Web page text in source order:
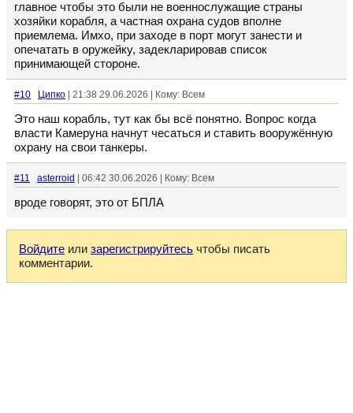
главное чтобы это были не военнослужащие страны
хозяйки корабля, а частная охрана судов вполне
приемлема. Имхо, при заходе в порт могут занести и
опечатать в оружейку, задекларировав список
принимающей стороне.
#10 Ципко | 21:38 29.06.2026 | Кому: Всем
Это наш корабль, тут как бы всё понятно. Вопрос когда
власти Камеруна начнут чесаться и ставить вооружённую
охрану на свои танкеры.
#11 asterroid | 06:42 30.06.2026 | Кому: Всем
вроде говорят, это от БПЛА
Войдите или зарегистрируйтесь чтобы писать
комментарии.